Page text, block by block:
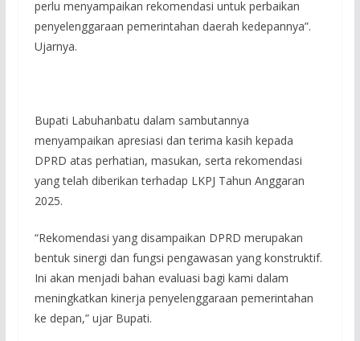
perlu menyampaikan rekomendasi untuk perbaikan
penyelenggaraan pemerintahan daerah kedepannya”.
Ujarnya.
Bupati Labuhanbatu dalam sambutannya
menyampaikan apresiasi dan terima kasih kepada
DPRD atas perhatian, masukan, serta rekomendasi
yang telah diberikan terhadap LKPJ Tahun Anggaran
2025.
“Rekomendasi yang disampaikan DPRD merupakan
bentuk sinergi dan fungsi pengawasan yang konstruktif.
Ini akan menjadi bahan evaluasi bagi kami dalam
meningkatkan kinerja penyelenggaraan pemerintahan
ke depan,” ujar Bupati.